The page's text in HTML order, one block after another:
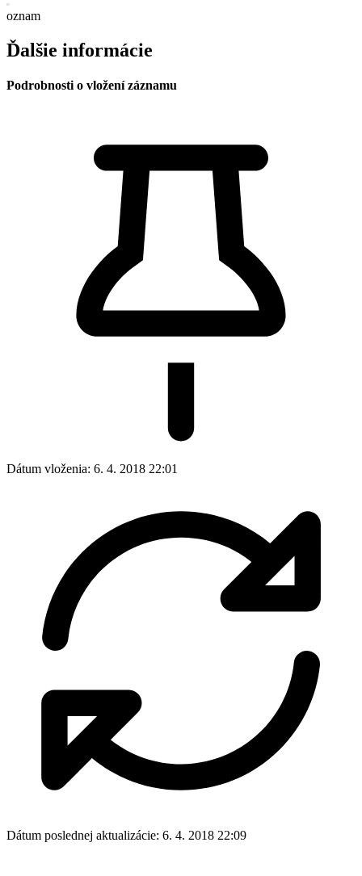
oznam
Ďalšie informácie
Podrobnosti o vložení záznamu
Dátum vloženia: 6. 4. 2018 22:01
Dátum poslednej aktualizácie: 6. 4. 2018 22:09